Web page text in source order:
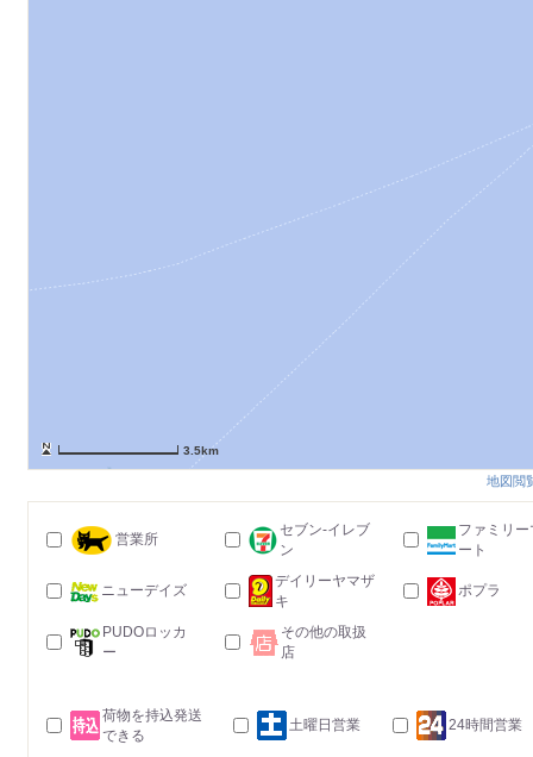
3.5km
地図閲
営業所
セブン-イレブ
ン
ファミリー
ート
ニューデイズ
デイリーヤマザ
キ
ポプラ
PUDOロッカ
ー
その他の取扱
店
荷物を持込発送
できる
土曜日営業 24時間営業